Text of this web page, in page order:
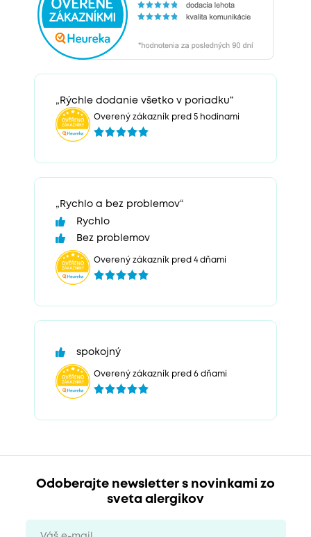
„Rýchle dodanie všetko v poriadku“
Overený zákazník pred 5 hodinami
„Rychlo a bez problemov“
Rychlo
Bez problemov
Overený zákazník pred 4 dňami
spokojný
Overený zákazník pred 6 dňami
Odoberajte newsletter s novinkami zo
sveta alergikov